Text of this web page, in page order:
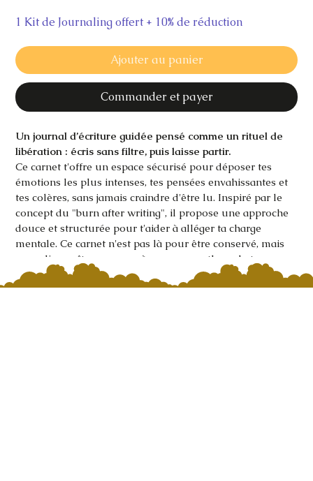
1 Kit de Journaling offert + 10% de réduction
Ajouter au panier
Commander et payer
Un journal d’écriture guidée pensé comme un rituel de
libération : écris sans filtre, puis laisse partir.
Ce carnet t'offre un espace sécurisé pour déposer tes
émotions les plus intenses, tes pensées envahissantes et
tes colères, sans jamais craindre d'être lu. Inspiré par le
concept du "burn after writing", il propose une approche
douce et structurée pour t'aider à alléger ta charge
mentale. Ce carnet n'est pas là pour être conservé, mais
pour disparaître, page après page, au rythme de ton
apaisement.
Ce que contient ton carnet de libération :